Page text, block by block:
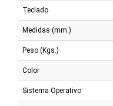
Teclado
Medidas (mm.)
Peso (Kgs.)
Color
Sistema Operativo